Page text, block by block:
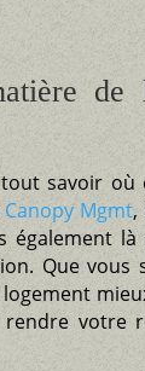
de
savoir
Canopy Mgmt,
également
Que vous
votre